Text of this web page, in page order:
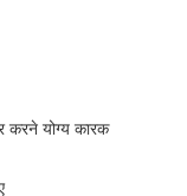
करने योग्य कारक